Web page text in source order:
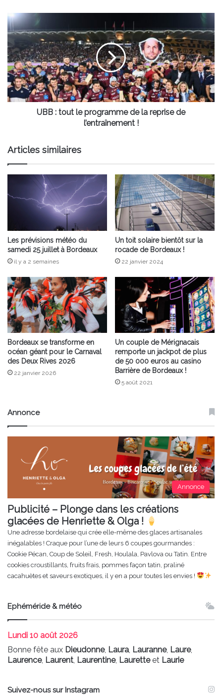
UBB
:
tout
le
programme
de
la
reprise
de
l’entraînementUBB : tout le programme de la reprise de
l’entraînement !
Articles similaires
Les prévisions météo du
samedi 25 juillet à Bordeaux
il y a 2 semaines
Un toit solaire bientôt sur la
rocade de Bordeaux !
22 janvier 2024
Bordeaux se transforme en
océan géant pour le Carnaval
des Deux Rives 2026
22 janvier 2026
Un couple de Mérignacais
remporte un jackpot de plus
de 50 000 euros au casino
Barrière de Bordeaux !
5 août 2021
Annonce
Annonce
Publicité – Plonge dans les créations
glacées de Henriette & Olga !
Une adresse bordelaise qui crée elle-même des glaces artisanales
inégalables ! Craque pour l’une de leurs 6 coupes gourmandes :
Cookie Pécan, Coup de Soleil, Fresh, Houlala, Pavlova ou Tatin. Entre
cookies croustillants, fruits frais, pommes façon tatin, praliné
cacahuètes et saveurs exotiques, il y en a pour toutes les envies !
Ephéméride & météo
Lundi 10 août 2026
Bonne fête aux Dieudonne, Laura, Lauranne, Laure,
Laurence, Laurent, Laurentine, Lauretteet Laurie
Suivez-nous sur Instagram